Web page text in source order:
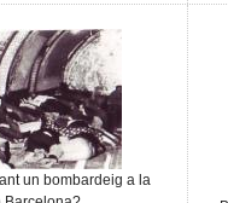
un bombardeig a la